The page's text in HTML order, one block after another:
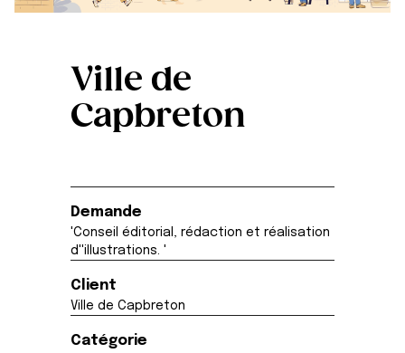
Ville de
Capbreton
Demande
'Conseil éditorial, rédaction et réalisation
d''illustrations. '
Client
Ville de Capbreton
Catégorie